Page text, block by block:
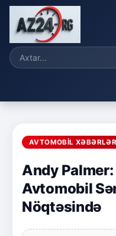
AVTOMOBIL
Andy
Avtomobil
Nöqtəsində